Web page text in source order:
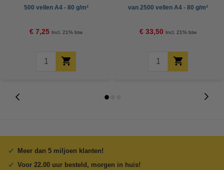
500 vellen A4 - 80 g/m²
€ 7,25 Incl. 21% btw
van 2500 vellen A4 - 80 g/m²
€ 33,50 Incl. 21% btw
Meer dan 5 miljoen klanten!
Voor 22.00 uur besteld, morgen in huis!